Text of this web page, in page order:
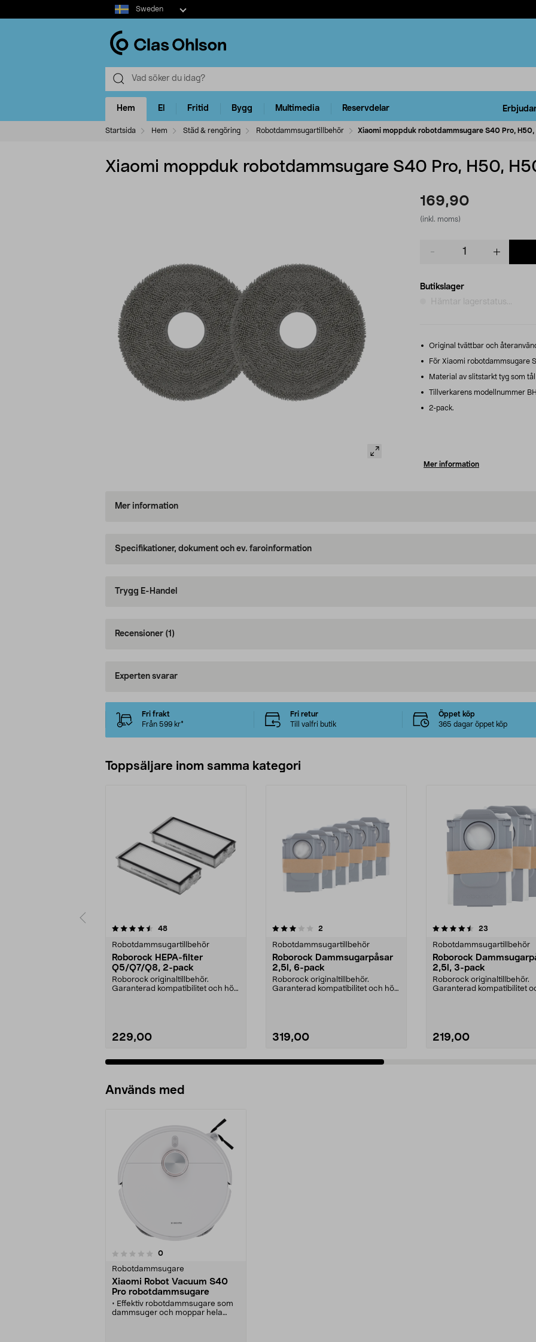
Select
market
Sweden
Hem El Fritid Bygg Multimedia Reservdelar
Startsida Hem Städ & rengöring Robotdammsugartillbehör Xiaomi moppduk robotdammsugare S40 Pro,
Xiaomi moppduk robotdammsugare S40 Pro, H50,
169,90
(inkl. moms)
Butikslager
Hämtar lagerstatus...
Original tvättbar och
För Xiaomi robotdammsugare
Material av slitstarkt tyg som
Tillverkarens modellnummer
2-pack.
Mer information
Mer information
Specifikationer, dokument och ev. faroinformation
Trygg E-Handel
Recensioner (1)
Experten svarar
Fri frakt
Från 599 kr*
Fri retur
Till valfri butik
Öppet köp
365 dagar öppet köp
Toppsäljare inom samma kategori
48recensioner
Robotdammsugartillbehör
Roborock HEPA-filter
Q5/Q7/Q8, 2-pack
Roborock originaltillbehör.
Garanterad kompatibilitet och hög
229,00
3.0 av 5 stjärnor 2
Robotdammsugartillbehör
Roborock Dammsugarpåsar
2,5l, 6-pack
Roborock originaltillbehör.
Garanterad kompatibilitet och hög
319,00
4.5 av 5 stjärnor 23
Robotdammsugartillbehör
Roborock
2,5l, 3-pack
Roborock originaltillbehör.
Garanterad kompatibilitet
219,00
4.5 av 5 stjärnor
Används med
0recensioner
Robotdammsugare
Xiaomi Robot Vacuum S40
Pro robotdammsugare
• Effektiv robotdammsugare som
dammsuger och moppar hela